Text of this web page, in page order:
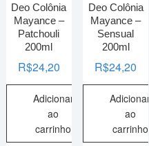
Deo Colônia
Mayance –
Patchouli
200ml
R$24,20
Adicionar
ao
carrinho
Deo Colônia
Mayance –
Sensual
200ml
R$24,20
Adicionar
ao
carrinho